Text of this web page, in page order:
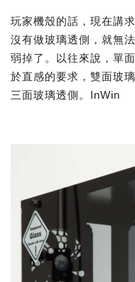
玩家機殼的話，現在講
沒有做玻璃透側，就無
弱掉了。以往來說，單
於直感的要求，雙面玻
三面玻璃透側。InWin